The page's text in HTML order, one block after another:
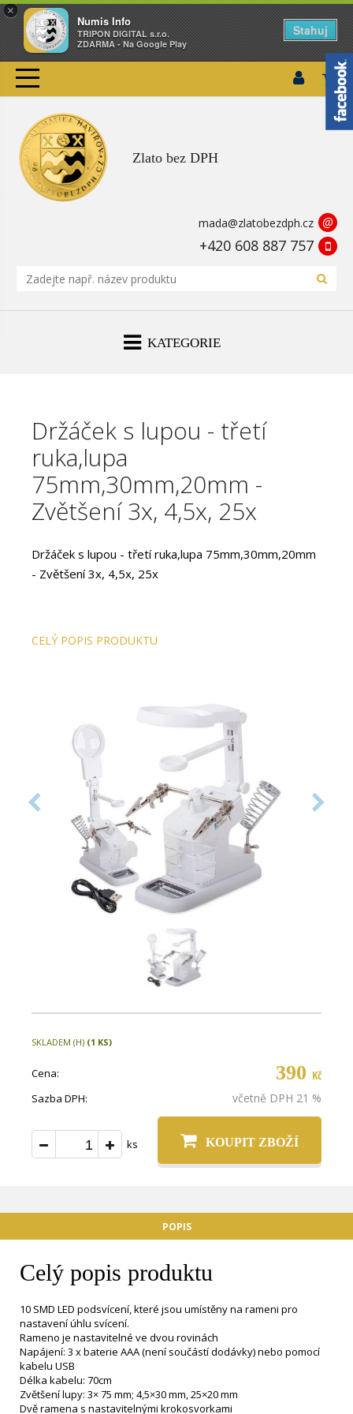
×
Numis Info
TRIPON DIGITAL s.r.o.
ZDARMA - Na Google Play
Stahuj
Zlato bez DPH
mada@zlatobezdph.cz @
+420 608 887 757
KATEGORIE
Držáček s lupou - třetí
ruka,lupa
75mm,30mm,20mm -
Zvětšení 3x, 4,5x, 25x
Držáček s lupou - třetí ruka,lupa 75mm,30mm,20mm
- Zvětšení 3x, 4,5x, 25x
CELÝ POPIS PRODUKTU
SKLADEM (H) (1 KS)
Cena: 390 Kč
Sazba DPH: včetně DPH 21 %
ks KOUPIT ZBOŽÍ
POPIS
Celý popis produktu
10 SMD LED podsvícení, které jsou umístěny na rameni pro
nastavení úhlu svícení.
Rameno je nastavitelné ve dvou rovinách
Napájení: 3 x baterie AAA (není součástí dodávky) nebo pomocí
kabelu USB
Délka kabelu: 70cm
Zvětšení lupy: 3× 75 mm; 4,5×30 mm, 25×20 mm
Dvě ramena s nastavitelnými krokosvorkami